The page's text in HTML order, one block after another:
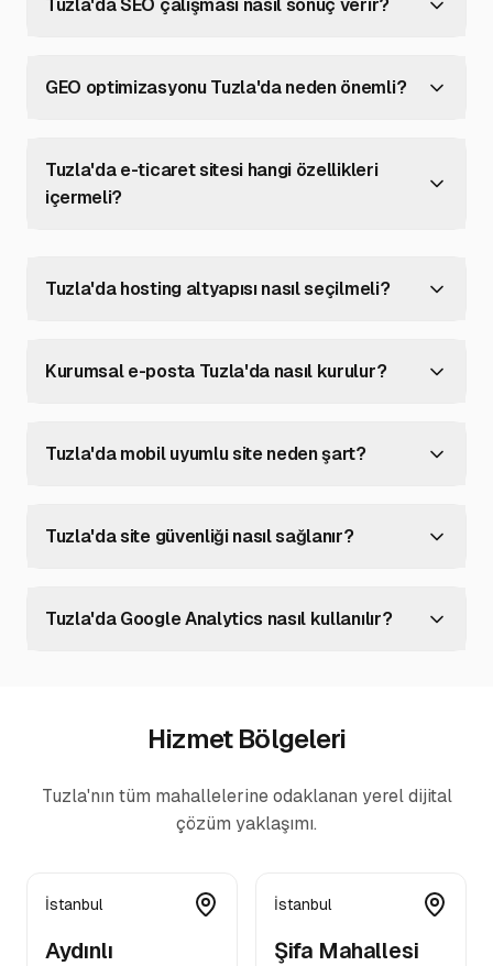
Tuzla'da SEO çalışması nasıl sonuç verir?
GEO optimizasyonu Tuzla'da neden önemli?
Tuzla'da e-ticaret sitesi hangi özellikleri
içermeli?
Tuzla'da hosting altyapısı nasıl seçilmeli?
Kurumsal e-posta Tuzla'da nasıl kurulur?
Tuzla'da mobil uyumlu site neden şart?
Tuzla'da site güvenliği nasıl sağlanır?
Tuzla'da Google Analytics nasıl kullanılır?
Hizmet Bölgeleri
Tuzla'nın tüm mahallelerine odaklanan yerel dijital
çözüm yaklaşımı.
İstanbul
Aydınlı
İstanbul
Şifa Mahallesi